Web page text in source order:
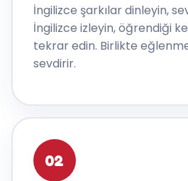
İngilizce şarkılar dinleyin,
İngilizce izleyin, öğrendiği
tekrar edin. Birlikte
sevdirir.
02